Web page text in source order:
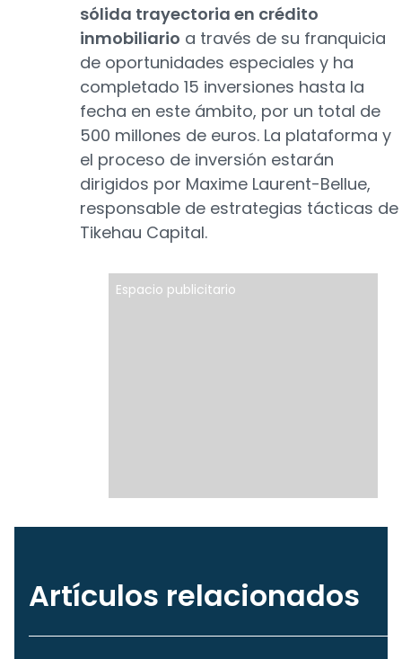
sólida trayectoria en crédito
inmobiliario a través de su franquicia
de oportunidades especiales y ha
completado 15 inversiones hasta la
fecha en este ámbito, por un total de
500 millones de euros. La plataforma y
el proceso de inversión estarán
dirigidos por Maxime Laurent-Bellue,
responsable de estrategias tácticas de
Tikehau Capital.
Espacio publicitario
Artículos relacionados